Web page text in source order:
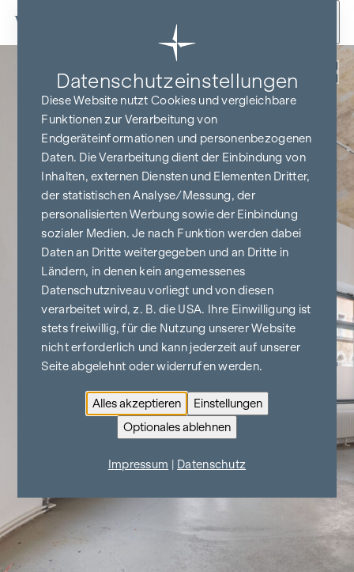
Zum Inhalt springen
Datenschutz­einstellungen
Diese Website nutzt Cookies und vergleichbare
Funktionen zur Verarbeitung von
Endgeräteinformationen und personenbezogenen
Daten. Die Verarbeitung dient der Einbindung von
Inhalten, externen Diensten und Elementen Dritter,
der statistischen Analyse/Messung, der
personalisierten Werbung sowie der Einbindung
sozialer Medien. Je nach Funktion werden dabei
Daten an Dritte weitergegeben und an Dritte in
Ländern, in denen kein angemessenes
Datenschutzniveau vorliegt und von diesen
verarbeitet wird, z. B. die USA. Ihre Einwilligung ist
stets freiwillig, für die Nutzung unserer Website
nicht erforderlich und kann jederzeit auf unserer
Seite abgelehnt oder widerrufen werden.
Alles akzeptieren
Einstellungen
Optionales ablehnen
Impressum Datenschutz